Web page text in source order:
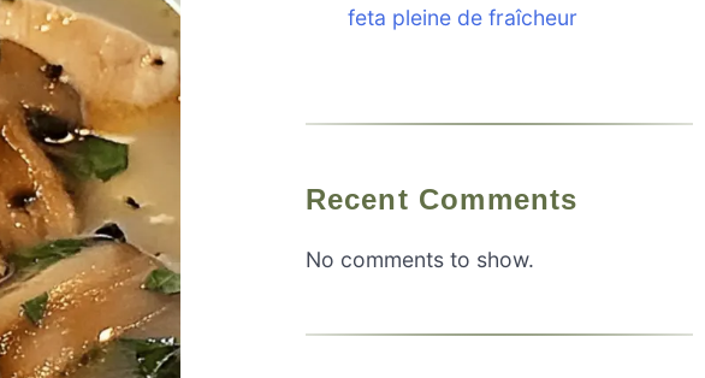
feta pleine de fraîcheur
Recent Comments
No comments to show.